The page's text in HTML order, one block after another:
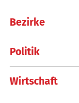
Bezirke
Politik
Wirtschaft